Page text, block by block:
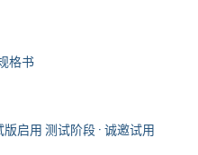
格书
启用 测试阶段 · 诚邀试用